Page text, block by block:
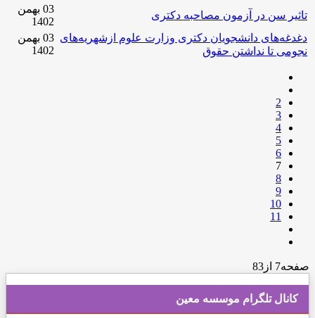
تاثیر سن در آزمون مصاحبه دکتری
03 بهمن
1402
دغدغه‌های دانشجویان دکتری وزارت علوم ازشهریه‌های
نجومی تا نداشتن حقوق
03 بهمن
1402
2
3
4
5
6
7
8
9
10
11
صفحه7 از83
کانال تلگرام موسسه معین